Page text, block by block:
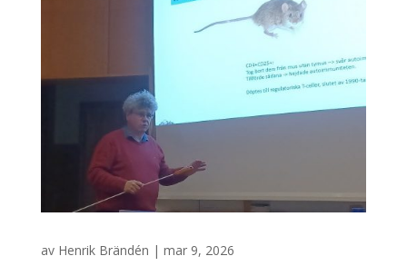
av Henrik Brändén | mar 9, 2026